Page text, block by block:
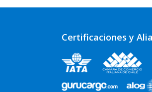
Certificaciones y